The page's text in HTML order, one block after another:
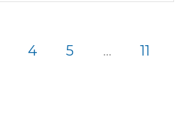
4 5 ... 11